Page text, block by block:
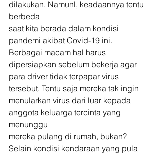
dilakukan. Namunl, keadaannya tentu
berbeda
saat kita berada dalam kondisi
pandemi akibat Covid-19 ini.
Berbagai macam hal harus
dipersiapkan sebelum bekerja agar
para driver tidak terpapar virus
tersebut. Tentu saja mereka tak ingin
menularkan virus dari luar kepada
anggota keluarga tercinta yang
menunggu
mereka pulang di rumah, bukan?
Selain kondisi kendaraan yang pula